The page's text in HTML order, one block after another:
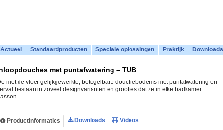
Actueel Standaardproducten Speciale oplossingen Praktijk Downloads
met puntafwatering – TUB
met de vloer gelijkgewerkte, betegelbare douchebodems met puntafwatering en
bestaan in zoveel designvarianten en groottes dat ze in elke badkamer
Productinformaties Downloads Videos